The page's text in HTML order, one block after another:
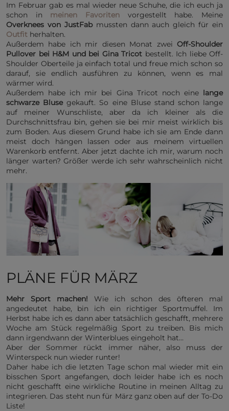
Im Februar gab es mal wieder neue Schuhe, die ich euch ja
schon in meinen Favoriten vorgestellt habe. Meine
Overknees von JustFabmussten dann auch gleich für ein
Outfit herhalten.
Außerdem habe ich mir diesen Monat zwei Off-Shoulder
Pullover bei H&M und bei Gina Tricot bestellt. Ich liebe Off-
Shoulder Oberteile ja einfach total und freue mich schon so
darauf, sie endlich ausführen zu können, wenn es mal
wärmer wird.
Außerdem habe ich mir bei Gina Tricot noch eine
lange
schwarze Blusegekauft. So eine Bluse stand schon lange
auf meiner Wunschliste, aber da ich kleiner als die
Durchschnittsfrau bin, gehen sie bei mir meist wirklich bis
zum Boden. Aus diesem Grund habe ich sie am Ende dann
meist doch hängen lassen oder aus meinem virtuellen
Warenkorb entfernt. Aber jetzt dachte ich mir, warum noch
länger warten? Größer werde ich sehr wahrscheinlich nicht
mehr.
PLÄNE FÜR MÄRZ
Mehr Sport machen! Wie ich schon des öfteren mal
angedeutet habe, bin ich ein richtiger Sportmuffel. Im
Herbst habe ich es dann aber tatsächlich geschafft, mehrere
Woche am Stück regelmäßig Sport zu treiben. Bis mich
dann irgendwann der Winterblues eingeholt hat…
Aber der Sommer rückt immer näher, also muss der
Winterspeck nun wieder runter!
Daher habe ich die letzten Tage schon mal wieder mit ein
bisschen Sport angefangen, doch leider habe ich es noch
nicht geschafft eine wirkliche Routine in meinen Alltag zu
integrieren. Das steht nun für März ganz oben auf der To-Do
Liste!